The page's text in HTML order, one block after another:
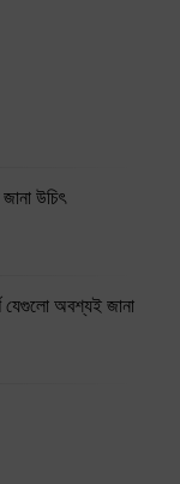
উচিৎ
অবশ্যই জানা